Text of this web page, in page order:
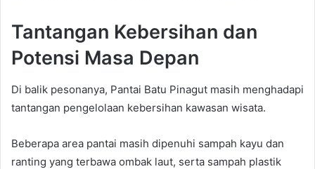
Tantangan Kebersihan dan
Potensi Masa Depan
Di balik pesonanya, Pantai Batu Pinagut masih menghadapi
tantangan pengelolaan kebersihan kawasan wisata.
Beberapa area pantai masih dipenuhi sampah kayu dan
ranting yang terbawa ombak laut, serta sampah plastik